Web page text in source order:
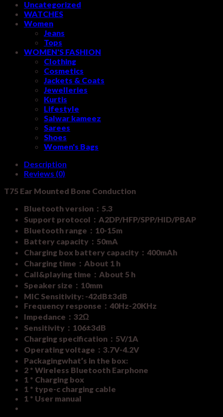
Uncategorized
WATCHES
Women
Jeans
Tops
WOMEN'S FASHION
Clothing
Cosmetics
Jackets & Coats
Jewelleries
Kurtis
Lifestyle
Salwar kameez
Sarees
Shoes
Women's Bags
Description
Reviews (0)
T75 Ear Mounted Bone Conduction
Bluetooth version：5.3
Support protocol：A2DP/HFP/SPP/HID/PBAP
Bluetooth range：10-15m
Battery capacity：50mA
Charging box battery capacity：400mAh
Charging time：About 1 h
Call&playing time：About 5 h
Speaker size：10mm
MIC Sensitivity: -42dB±3dB
Frequency response：40Hz-20KHz
Impedance：32Ω
Sensitivity：106±3dB
Charging specification：5V/1A
Operating voltage：3.7V-4.2V
Packagingwhat’s in the box:
2 * Wireless Bluetooth Earphone
1 * Charging box
1 * type-c charging cable
1 * User manual